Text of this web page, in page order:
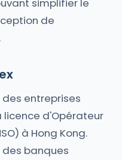
simplifier le
de
des entreprises
licence d'Opérateur
à Hong Kong.
des banques